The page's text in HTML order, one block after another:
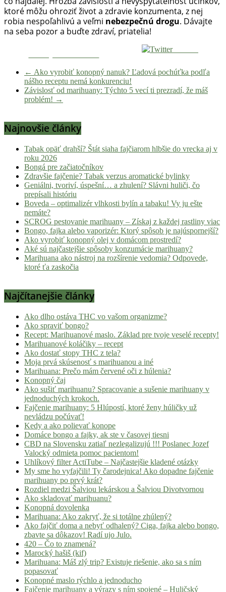
ktoré môžu ohroziť život a zdravie konzumenta, z nej
robia nespoľahlivú a veľmi nebezpečnú drogu. Dávajte
na seba pozor a buďte zdraví, priatelia!
Tweetni
← Ako vyrobiť konopný nanuk? Ľadová pochúťka podľa
nášho receptu nemá konkurenciu!
Závislosť od marihuany: Týchto 5 vecí ti prezradí, že máš
problém! →
Najnovšie články
Tabak opäť drahší? Štát siaha fajčiarom hlbšie do vrecka aj v
roku 2026
Bongá pre začiatočníkov
Zdravšie fajčenie? Tabak verzus aromatické bylinky
Geniálni, tvoriví, úspešní… a zhulení? Slávni huliči, čo
prepísali históriu
Boveda – optimalizér vlhkosti bylín a tabaku! Vy ju ešte
nemáte?
SCROG pestovanie marihuany – Získaj z každej rastliny viac
Bongo, fajka alebo vaporizér: Ktorý spôsob je najúspornejší?
Ako vyrobiť konopný olej v domácom prostredí?
Aké sú najčastejšie spôsoby konzumácie marihuany?
Marihuana ako nástroj na rozšírenie vedomia? Odpovede,
ktoré ťa zaskočia
Najčítanejšie články
Ako dlho ostáva THC vo vašom organizme?
Ako spraviť bongo?
Recept: Marihuanové maslo. Základ pre tvoje veselé recepty!
Marihuanové koláčiky – recept
Ako dostať stopy THC z tela?
Moja prvá skúsenosť s marihuanou a iné
Marihuana: Prečo mám červené oči z húlenia?
Konopný čaj
Ako sušiť marihuanu? Spracovanie a sušenie marihuany v
jednoduchých krokoch.
Fajčenie marihuany: 5 Hlúpostí, ktoré ženy húličky už
nevládzu počúvať!
Kedy a ako polievať konope
Domáce bongo a fajky, ak ste v časovej tiesni
CBD na Slovensku zatiaľ nezlegalizujú !!! Poslanec Jozef
Valocký odmieta pomoc pacientom!
Uhlíkový filter ActiTube – Najčastejšie kladené otázky
My sme ho vyfajčili! Ty čarodejnica! Ako dopadne fajčenie
marihuany po prvý krát?
Rozdiel medzi Šalviou lekárskou a Šalviou Divotvornou
Ako skladovať marihuanu?
Konopná dovolenka
Marihuana: Ako zakryť, že si totálne zhúlený?
Ako fajčiť doma a nebyť odhalený? Ciga, fajka alebo bongo,
zbavte sa dôkazov! Radí ujo Julo.
420 – Čo to znamená?
Marocký hašiš (kif)
Marihuana: Máš zlý trip? Existuje riešenie, ako sa s ním
popasovať
Konopné maslo rýchlo a jednoducho
Fajčenie marihuany a výrazy s ním spojené – Huličský